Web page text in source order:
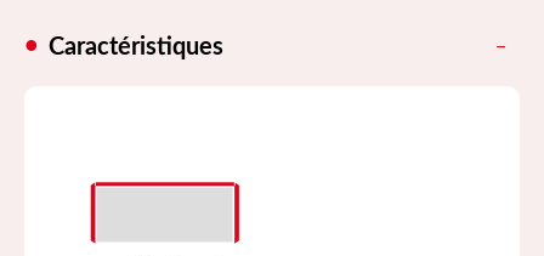
Caractéristiques